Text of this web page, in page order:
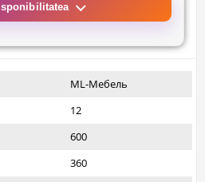
ML-Мебель
12
600
360